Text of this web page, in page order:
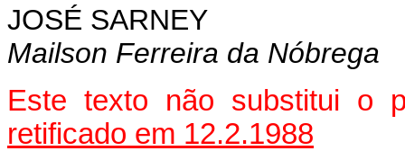
JOSÉ SARNEY
Mailson Ferreira da Nóbrega
Este texto não substitui o
retificado em 12.2.1988